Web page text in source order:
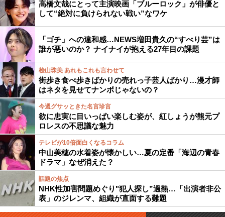
高橋文哉にとって主演映画「ブルーロック」が俳優と
して“絶対に負けられない戦い”なワケ
「ゴチ」への違和感…NEWS増田貴久の“すべり芸”は
誰が悪いのか？ ナイナイが抱える27年目の課題
桧山珠美 あれもこれも言わせて
街歩き食べ歩きばかりの売れっ子芸人ばかり…漫才師
はネタを見せてナンボじゃないの？
今週グサッときた名言珍言
欲に忠実に目いっぱい楽しむ姿が、紅しょうが熊元プ
ロレスの不思議な魅力
テレビが10倍面白くなるコラム
中山美穂の水着姿が懐かしい…夏の定番「海辺の青春
ドラマ」なぜ消えた？
話題の焦点
NHK性加害問題めぐり"犯人探し”過熱…「出演者非公
表」のジレンマ、組織が直面する難題